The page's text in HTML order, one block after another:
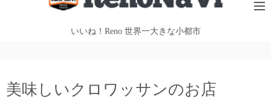
キ
いいね！Reno 世界一大きな小都市
美味しいクロワッサンのお店